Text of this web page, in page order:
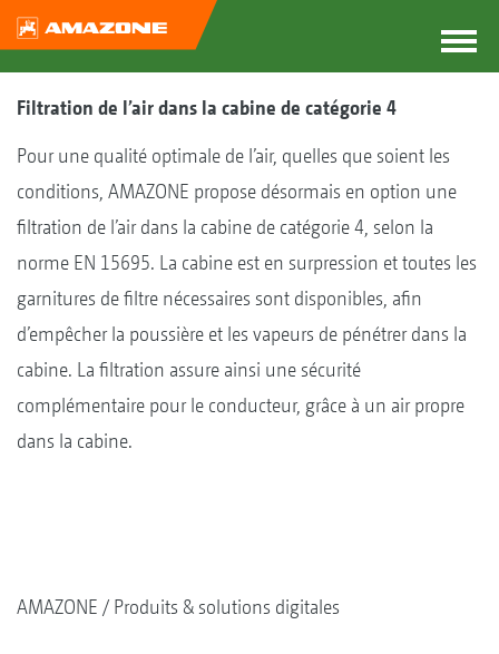
Filtration de l’air dans la cabine de catégorie 4
Pour une qualité optimale de l’air, quelles que soient les
conditions, AMAZONE propose désormais en option une
filtration de l’air dans la cabine de catégorie 4, selon la
norme EN 15695. La cabine est en surpression et toutes les
garnitures de filtre nécessaires sont disponibles, afin
d’empêcher la poussière et les vapeurs de pénétrer dans la
cabine. La filtration assure ainsi une sécurité
complémentaire pour le conducteur, grâce à un air propre
dans la cabine.
AMAZONE Produits & solutions digitales